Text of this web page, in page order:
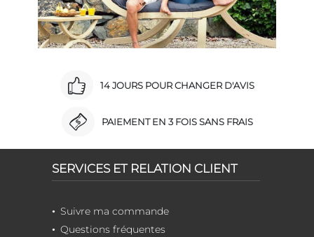
14 JOURS POUR CHANGER D'AVIS
PAIEMENT EN 3 FOIS SANS FRAIS
SERVICES ET RELATION CLIENT
Suivre ma commande
Questions fréquentes